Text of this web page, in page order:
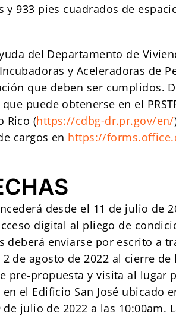
y 933 pies cuadrados de
del Departamento de
y Aceleradoras de
que deben ser cumplidos.
puede obtenerse en el
Rico (https://cdbg-dr.pr.gov/en/
cargos en https://
desde el 11 de julio de
digital al pliego de
deberá enviarse por escrito a
de agosto de 2022 al cierre de
pre-propuesta y visita al lugar
el Edificio San José ubicado
de julio de 2022 a las 10:00am.